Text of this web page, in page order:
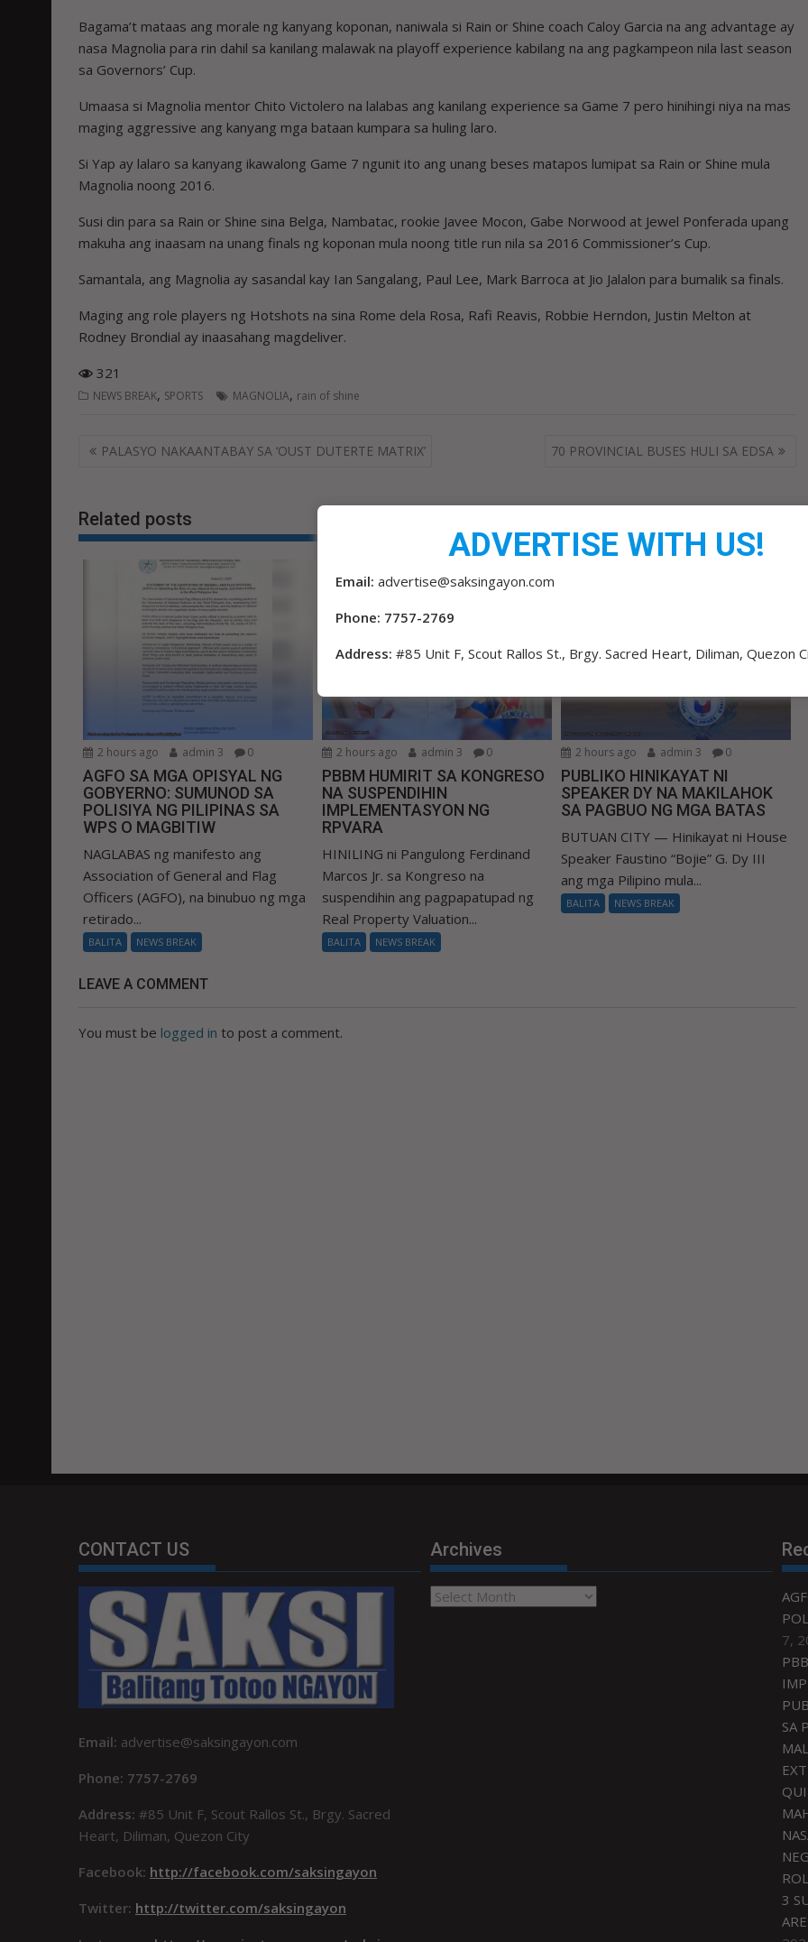
Bagama’t mataas ang morale ng kanyang koponan, naniwala si Rain or Shine coach Caloy Garcia na ang advantage ay
nasa Magnolia para rin dahil sa kanilang malawak na playoff experience kabilang na ang pagkampeon nila last season
sa Governors’ Cup.
Umaasa si Magnolia mentor Chito Victolero na lalabas ang kanilang experience sa Game 7 pero hinihingi niya na mas
maging aggressive ang kanyang mga bataan kumpara sa huling laro.
Si Yap ay lalaro sa kanyang ikawalong Game 7 ngunit ito ang unang beses matapos lumipat sa Rain or Shine mula
Magnolia noong 2016.
Susi din para sa Rain or Shine sina Belga, Nambatac, rookie Javee Mocon, Gabe Norwood at Jewel Ponferada upang
makuha ang inaasam na unang finals ng koponan mula noong title run nila sa 2016 Commissioner’s Cup.
Samantala, ang Magnolia ay sasandal kay Ian Sangalang, Paul Lee, Mark Barroca at Jio Jalalon para bumalik sa finals.
Maging ang role players ng Hotshots na sina Rome dela Rosa, Rafi Reavis, Robbie Herndon, Justin Melton at
Rodney Brondial ay inaasahang magdeliver.
321
NEWS BREAK, SPORTS MAGNOLIA, rain of shine
Post
PALASYO NAKAANTABAY SA ‘OUST DUTERTE MATRIX’ 70 PROVINCIAL BUSES HULI SA EDSA
Related posts
2 hours ago admin 3 0
AGFO SA MGA OPISYAL NG
GOBYERNO: SUMUNOD SA
POLISIYA NG PILIPINAS SA
WPS O MAGBITIW
NAGLABAS ng manifesto ang
Association of General and Flag
Officers (AGFO), na binubuo ng mga
retirado...
BALITA NEWS BREAK
2 hours ago admin 3 0
PBBM HUMIRIT SA KONGRESO
NA SUSPENDIHIN
IMPLEMENTASYON NG
RPVARA
HINILING ni Pangulong Ferdinand
Marcos Jr. sa Kongreso na
suspendihin ang pagpapatupad ng
Real Property Valuation...
BALITA NEWS BREAK
2 hours ago admin 3 0
PUBLIKO HINIKAYAT NI
SPEAKER DY NA MAKILAHOK
SA PAGBUO NG MGA BATAS
BUTUAN CITY — Hinikayat ni House
Speaker Faustino “Bojie” G. Dy III
ang mga Pilipino mula...
BALITA NEWS BREAK
LEAVE A COMMENT
You must be logged in to post a comment.
CONTACT US
Email: advertise@saksingayon.com
Phone: 7757-2769
Address: #85 Unit F, Scout Rallos St., Brgy. Sacred
Heart, Diliman, Quezon City
Facebook: http://facebook.com/saksingayon
Twitter: http://twitter.com/saksingayon
Archives
Archives
7,
SA
3
ADVERTISE WITH US!
Email: advertise@saksingayon.com
Phone: 7757-2769
Address: #85 Unit F, Scout Rallos St., Brgy. Sacred Heart, Diliman, Quezon